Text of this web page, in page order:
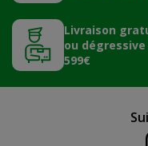
Livraison
ou dégressive
599€